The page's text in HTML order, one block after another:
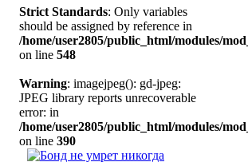
Strict Standards: Only variables
should be assigned by reference in
/home/user2805/public_html/modules/
on line 548
Warning: imagejpeg(): gd-jpeg:
JPEG library reports unrecoverable
error: in
/home/user2805/public_html/modules/
on line 390